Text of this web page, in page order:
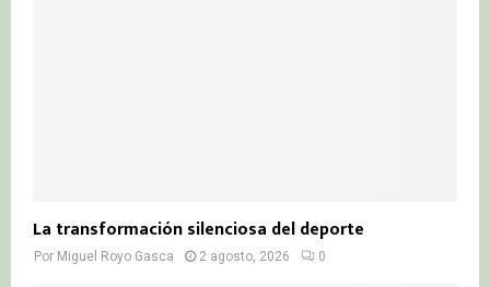
La transformación silenciosa del deporte
Por Miguel Royo Gasca 2 agosto, 2026 0